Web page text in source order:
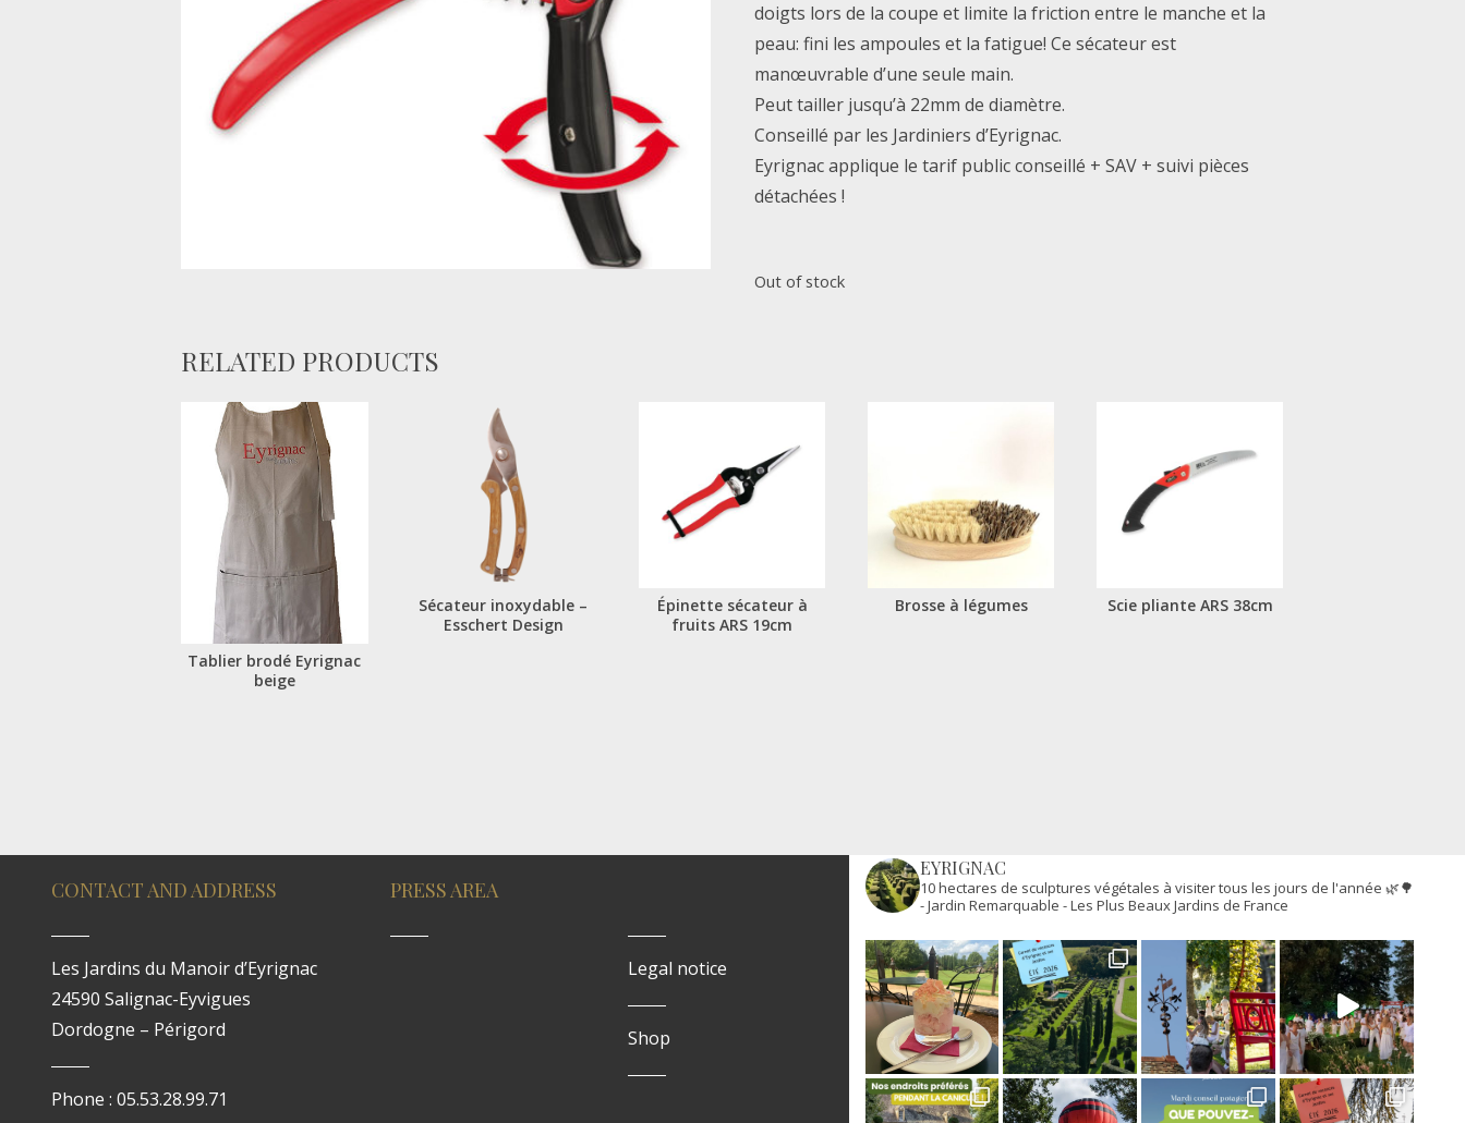
doigts lors de la coupe et limite la friction entre le manche et la
peau: fini les ampoules et la fatigue! Ce sécateur est
manœuvrable d’une seule main.
Peut tailler jusqu’à 22mm de diamètre.
Conseillé par les Jardiniers d’Eyrignac.
Eyrignac applique le tarif public conseillé + SAV + suivi pièces
détachées !
Out of stock
RELATED PRODUCTS
Tablier brodé Eyrignac
beige
Sécateur inoxydable –
Esschert Design
Épinette sécateur à
fruits ARS 19cm
Brosse à légumes Scie pliante ARS 38cm
CONTACT AND ADDRESS
Les Jardins du Manoir d’Eyrignac
24590 Salignac-Eyvigues
Dordogne – Périgord
Phone : 05.53.28.99.71
PRESS AREA
Legal notice
Shop
EYRIGNAC
10 hectares de sculptures végétales à visiter tous les jours de l'année 🌿🌳
- Jardin Remarquable - Les Plus Beaux Jardins de France